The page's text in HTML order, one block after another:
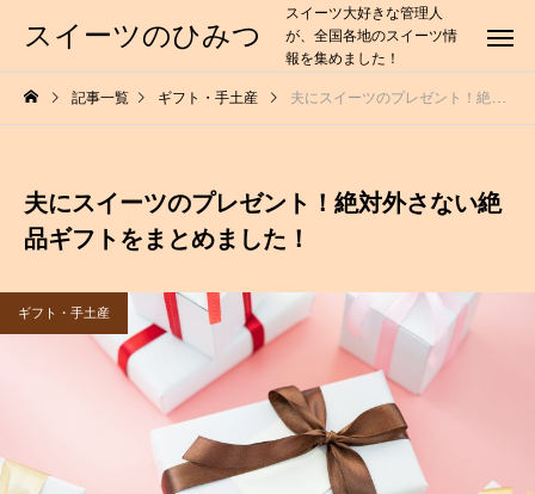
スイーツのひみつ
スイーツ大好きな管理人
が、全国各地のスイーツ情
報を集めました！
記事一覧 ギフト・手土産 夫にスイーツのプレゼント！絶対外さない絶品ギフトをまとめました！
夫にスイーツのプレゼント！絶対外さない絶
品ギフトをまとめました！
ギフト・手土産